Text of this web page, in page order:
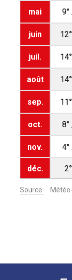
mai 9°
juin
juil.
août
sep.
oct. 8°
nov. 4°
déc.
Source: